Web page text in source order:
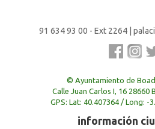
91 634 93 00 - Ext 2264|
© Ayuntamiento de
Calle Juan Carlos I, 16 28660
GPS: Lat: 40.407364 / Long: -
información